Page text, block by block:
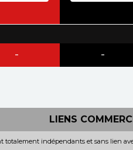
- -
LIENS
totalement indépendants et sans lien